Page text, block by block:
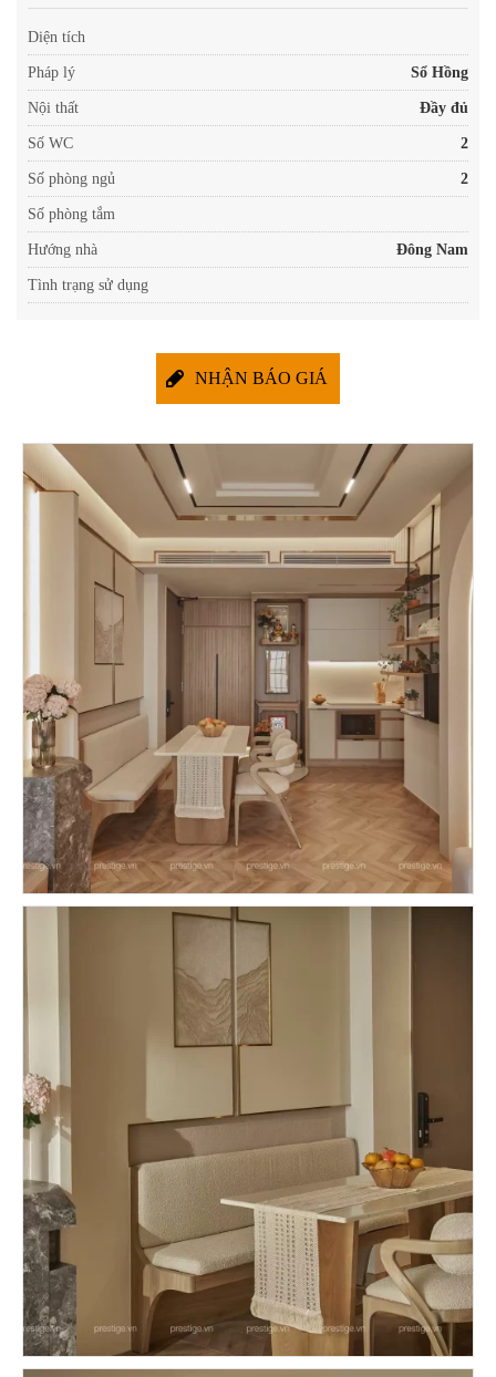
Diện tích
Pháp lý Sổ Hồng
Nội thất Đầy đủ
Số WC 2
Số phòng ngủ 2
Số phòng tắm
Hướng nhà Đông Nam
Tình trạng sử dụng
NHẬN BÁO GIÁ